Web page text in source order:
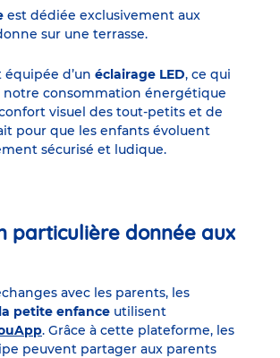
est dédiée exclusivement aux
sur une terrasse.
d’un éclairage LED, ce qui
consommation énergétique
visuel des tout-petits et de
pour que les enfants évoluent
sécurisé et ludique.
particulière donnée aux
avec les parents, les
petite enfance utilisent
. Grâce à cette plateforme, les
peuvent partager aux parents